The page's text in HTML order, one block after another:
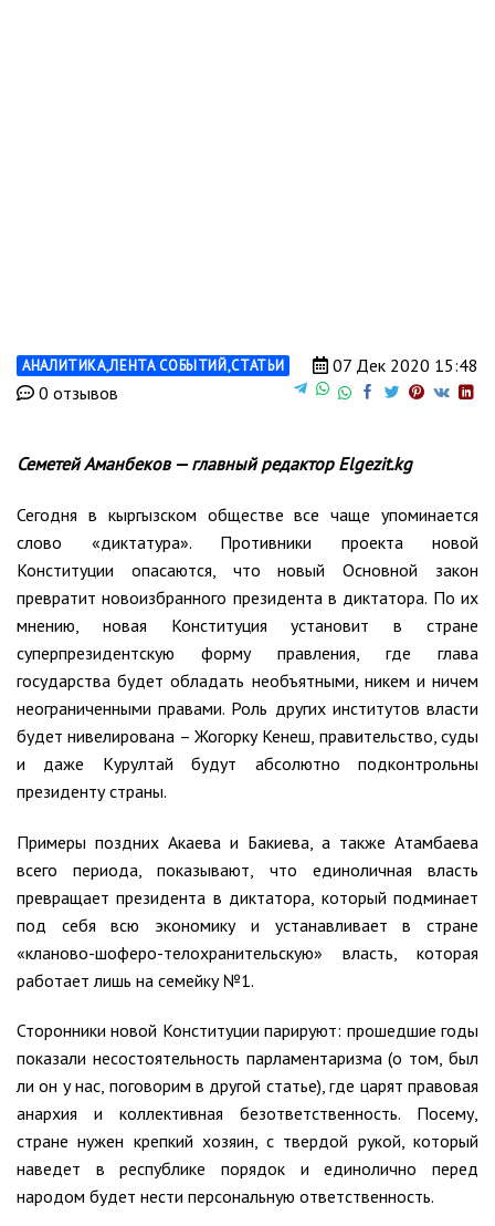
АНАЛИТИКА,ЛЕНТА СОБЫТИЙ,СТАТЬИ
07 Дек 2020 15:48
0 отзывов
Семетей Аманбеков — главный редактор Elgezit.kg
Сегодня в кыргызском обществе все чаще упоминается
слово «диктатура». Противники проекта новой
Конституции опасаются, что новый Основной закон
превратит новоизбранного президента в диктатора. По их
мнению, новая Конституция установит в стране
суперпрезидентскую форму правления, где глава
государства будет обладать необъятными, никем и ничем
неограниченными правами. Роль других институтов власти
будет нивелирована – Жогорку Кенеш, правительство, суды
и даже Курултай будут абсолютно подконтрольны
президенту страны.
Примеры поздних Акаева и Бакиева, а также Атамбаева
всего периода, показывают, что единоличная власть
превращает президента в диктатора, который подминает
под себя всю экономику и устанавливает в стране
«кланово-шоферо-телохранительскую» власть, которая
работает лишь на семейку №1.
Сторонники новой Конституции парируют: прошедшие годы
показали несостоятельность парламентаризма (о том, был
ли он у нас, поговорим в другой статье), где царят правовая
анархия и коллективная безответственность. Посему,
стране нужен крепкий хозяин, с твердой рукой, который
наведет в республике порядок и единолично перед
народом будет нести персональную ответственность.